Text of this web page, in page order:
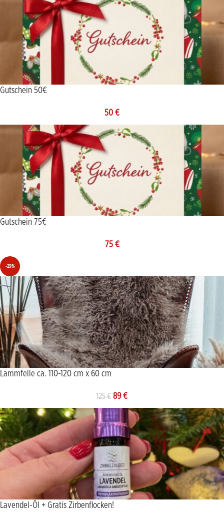
Gutschein 50€
50 €
Gutschein 75€
75 €
-29%
Lammfelle ca. 110-120 cm x 60 cm
125€ 89€
Lavendel-Öl + Gratis Zirbenflocken!